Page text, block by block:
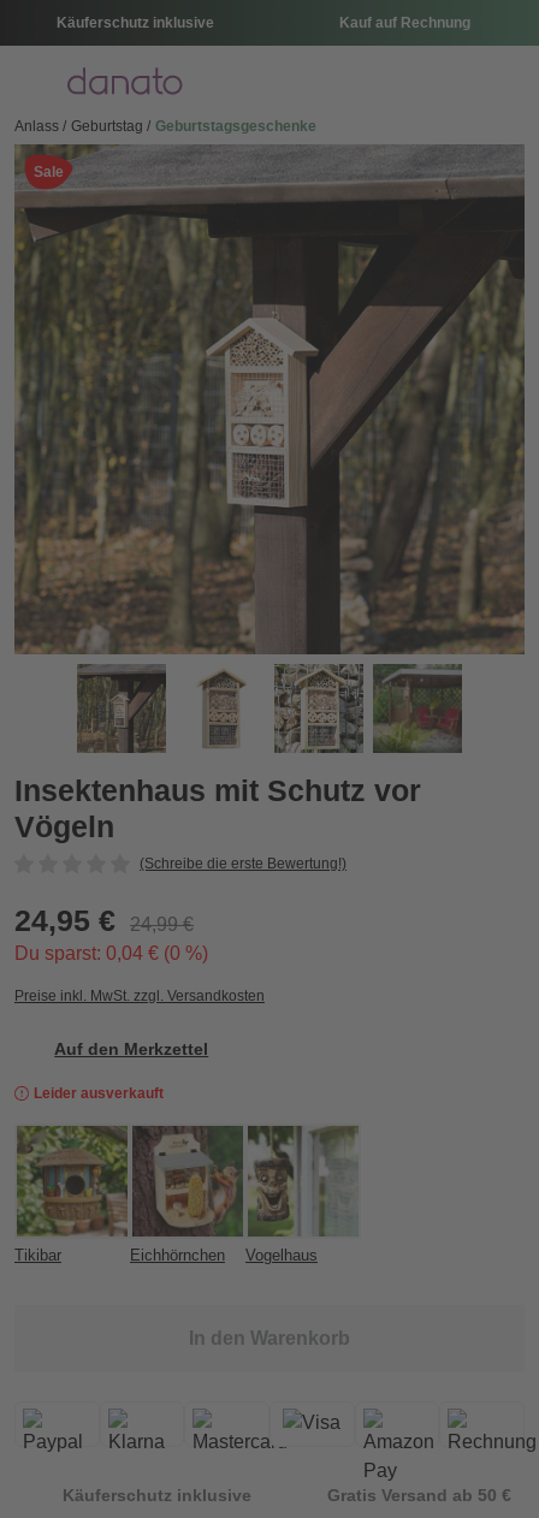
Käuferschutz inklusive Kauf auf Rechnung
Menü
Anlass Geburtstag Geburtstagsgeschenke
Sale
Insektenhaus mit Schutz vor Vögeln
Zurück
Insektenhaus mit Schutz vor
Vögeln
(Schreibe die erste Bewertung!)
24,95 €
24,99 €
Du sparst: 0,04 € (0 %)
Preise inkl. MwSt. zzgl. Versandkosten
Auf den Merkzettel
Leider ausverkauft
Tikibar Eichhörnchen Vogelhaus
In den Warenkorb
Käuferschutz inklusive Gratis Versand ab 50 €